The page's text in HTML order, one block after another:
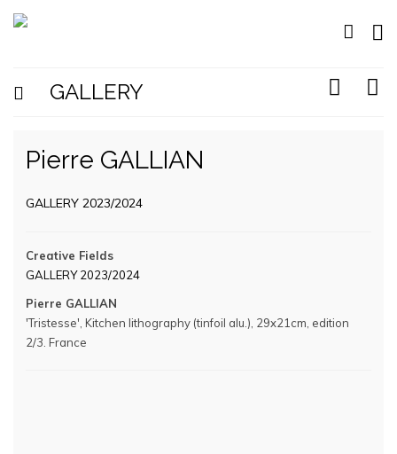
GALLERY
Pierre GALLIAN
GALLERY 2023/2024
Creative Fields
GALLERY 2023/2024
Pierre GALLIAN
'Tristesse', Kitchen lithography (tinfoil alu.), 29x21cm, edition
2/3. France